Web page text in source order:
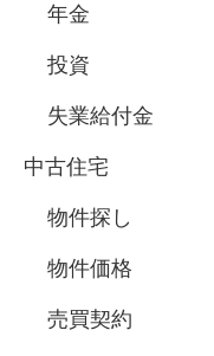
年金
投資
失業給付金
中古住宅
物件探し
物件価格
売買契約